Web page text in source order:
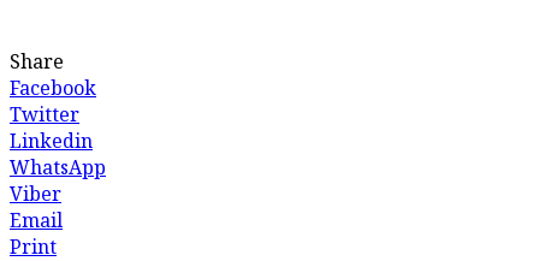
Share
Facebook
Twitter
Linkedin
WhatsApp
Viber
Email
Print